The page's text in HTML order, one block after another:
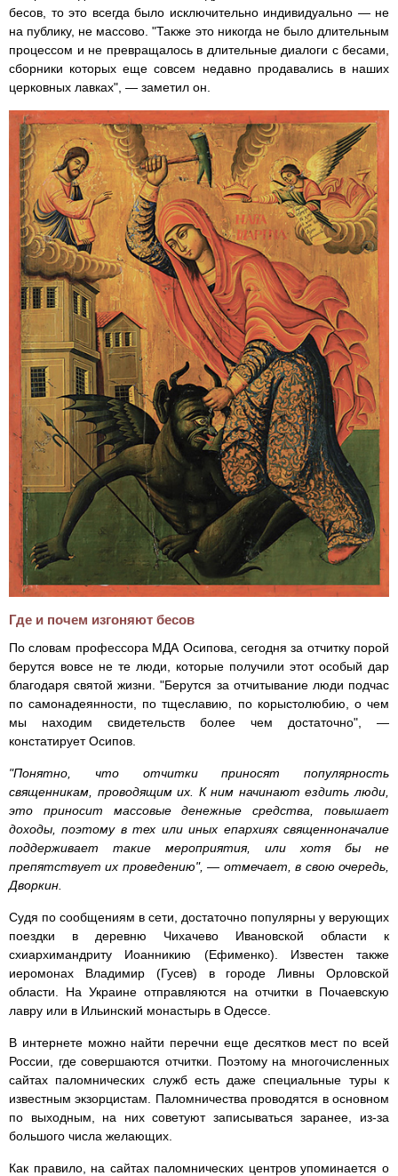
бесов, то это всегда было исключительно индивидуально — не
на публику, не массово. "Также это никогда не было длительным
процессом и не превращалось в длительные диалоги с бесами,
сборники которых еще совсем недавно продавались в наших
церковных лавках", — заметил он.
Где и почем изгоняют бесов
По словам профессора МДА Осипова, сегодня за отчитку порой
берутся вовсе не те люди, которые получили этот особый дар
благодаря святой жизни. "Берутся за отчитывание люди подчас
по самонадеянности, по тщеславию, по корыстолюбию, о чем
мы находим свидетельств более чем достаточно", —
констатирует Осипов.
"Понятно, что отчитки приносят популярность
священникам, проводящим их. К ним начинают ездить люди,
это приносит массовые денежные средства, повышает
доходы, поэтому в тех или иных епархиях священноначалие
поддерживает такие мероприятия, или хотя бы не
препятствует их проведению", — отмечает, в свою очередь,
Дворкин.
Судя по сообщениям в сети, достаточно популярны у верующих
поездки в деревню Чихачево Ивановской области к
схиархимандриту Иоанникию (Ефименко). Известен также
иеромонах Владимир (Гусев) в городе Ливны Орловской
области. На Украине отправляются на отчитки в Почаевскую
лавру или в Ильинский монастырь в Одессе.
В интернете можно найти перечни еще десятков мест по всей
России, где совершаются отчитки. Поэтому на многочисленных
сайтах паломнических служб есть даже специальные туры к
известным экзорцистам. Паломничества проводятся в основном
по выходным, на них советуют записываться заранее, из-за
большого числа желающих.
Как правило, на сайтах паломнических центров упоминается о